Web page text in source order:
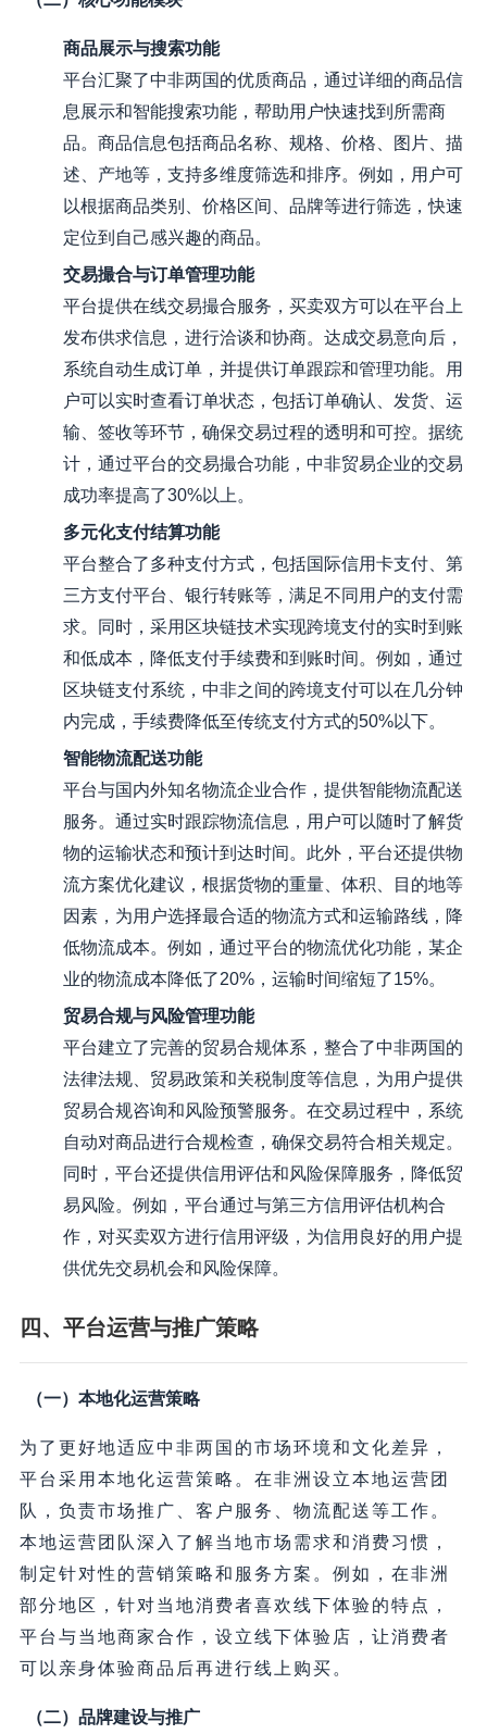
商品展示与搜索功能
平台汇聚了中非两国的优质商品，通过详细的商品信
息展示和智能搜索功能，帮助用户快速找到所需商
品。商品信息包括商品名称、规格、价格、图片、描
述、产地等，支持多维度筛选和排序。例如，用户可
以根据商品类别、价格区间、品牌等进行筛选，快速
定位到自己感兴趣的商品。
交易撮合与订单管理功能
平台提供在线交易撮合服务，买卖双方可以在平台上
发布供求信息，进行洽谈和协商。达成交易意向后，
系统自动生成订单，并提供订单跟踪和管理功能。用
户可以实时查看订单状态，包括订单确认、发货、运
输、签收等环节，确保交易过程的透明和可控。据统
计，通过平台的交易撮合功能，中非贸易企业的交易
成功率提高了30%以上。
多元化支付结算功能
平台整合了多种支付方式，包括国际信用卡支付、第
三方支付平台、银行转账等，满足不同用户的支付需
求。同时，采用区块链技术实现跨境支付的实时到账
和低成本，降低支付手续费和到账时间。例如，通过
区块链支付系统，中非之间的跨境支付可以在几分钟
内完成，手续费降低至传统支付方式的50%以下。
智能物流配送功能
平台与国内外知名物流企业合作，提供智能物流配送
服务。通过实时跟踪物流信息，用户可以随时了解货
物的运输状态和预计到达时间。此外，平台还提供物
流方案优化建议，根据货物的重量、体积、目的地等
因素，为用户选择最合适的物流方式和运输路线，降
低物流成本。例如，通过平台的物流优化功能，某企
业的物流成本降低了20%，运输时间缩短了15%。
贸易合规与风险管理功能
平台建立了完善的贸易合规体系，整合了中非两国的
法律法规、贸易政策和关税制度等信息，为用户提供
贸易合规咨询和风险预警服务。在交易过程中，系统
自动对商品进行合规检查，确保交易符合相关规定。
同时，平台还提供信用评估和风险保障服务，降低贸
易风险。例如，平台通过与第三方信用评估机构合
作，对买卖双方进行信用评级，为信用良好的用户提
供优先交易机会和风险保障。
四、平台运营与推广策略
（一）本地化运营策略
为了更好地适应中非两国的市场环境和文化差异，
平台采用本地化运营策略。在非洲设立本地运营团
队，负责市场推广、客户服务、物流配送等工作。
本地运营团队深入了解当地市场需求和消费习惯，
制定针对性的营销策略和服务方案。例如，在非洲
部分地区，针对当地消费者喜欢线下体验的特点，
平台与当地商家合作，设立线下体验店，让消费者
可以亲身体验商品后再进行线上购买。
（二）品牌建设与推广